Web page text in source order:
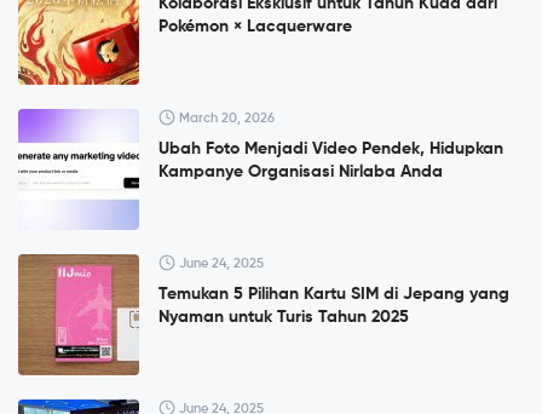
Kolaborasi Eksklusif untuk Tahun Kuda dari
Pokémon × Lacquerware
March 20, 2026
Ubah Foto Menjadi Video Pendek, Hidupkan
Kampanye Organisasi Nirlaba Anda
June 24, 2025
Temukan 5 Pilihan Kartu SIM di Jepang yang
Nyaman untuk Turis Tahun 2025
June 24, 2025